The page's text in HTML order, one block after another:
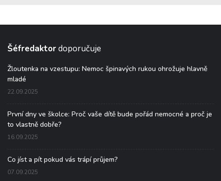
Šéfredaktordoporučuje
Žloutenka na vzestupu: Nemoc špinavých rukou ohrožuje hlavně
mladé
22.09.2025
První dny ve školce: Proč vaše dítě bude pořád nemocné a proč je
to vlastně dobře?
16.09.2025
Co jíst a pít pokud vás trápí průjem?
07.09.2025